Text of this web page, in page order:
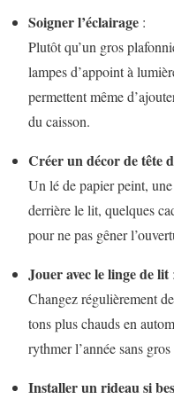
Soigner l’éclairage :
Plutôt qu’un gros
lampes d’appoint à
permettent même
du caisson.
Créer un décor de tête
Un lé de papier peint,
derrière le lit, quelques
pour ne pas gêner
Jouer avec le linge de lit :
Changez régulièrement
tons plus chauds en
rythmer l’année sans
Installer un rideau si